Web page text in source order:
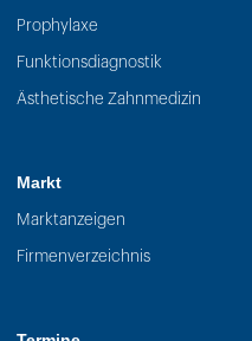
Prophylaxe
Funktionsdiagnostik
Ästhetische Zahnmedizin
Markt
Marktanzeigen
Firmenverzeichnis